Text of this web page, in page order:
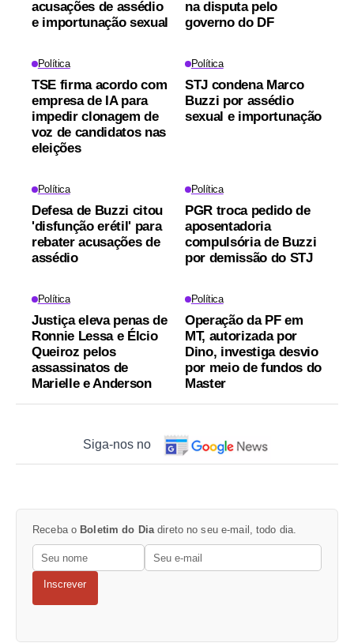
acusações de assédio
e importunação sexual
na disputa pelo
governo do DF
Política
TSE firma acordo com
empresa de IA para
impedir clonagem de
voz de candidatos nas
eleições
Política
STJ condena Marco
Buzzi por assédio
sexual e importunação
Política
Defesa de Buzzi citou
'disfunção erétil' para
rebater acusações de
assédio
Política
PGR troca pedido de
aposentadoria
compulsória de Buzzi
por demissão do STJ
Política
Justiça eleva penas de
Ronnie Lessa e Élcio
Queiroz pelos
assassinatos de
Marielle e Anderson
Política
Operação da PF em
MT, autorizada por
Dino, investiga desvio
por meio de fundos do
Master
Siga-nos no
Receba o Boletim do Dia direto no seu e-mail, todo dia.
Inscrever